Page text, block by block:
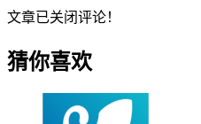
文章已关闭评论！
猜你喜欢